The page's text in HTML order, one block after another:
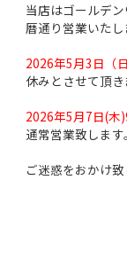
当店はゴールデ
暦通り営業いたし
2026年5月3日（
休みとさせて頂き
2026年5月7日(木
通常営業致します。
ご迷惑をおかけ
漢方の